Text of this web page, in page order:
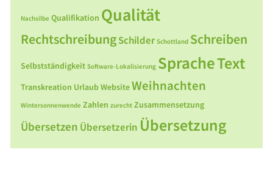
Nachsilbe Qualifikation Qualität
RechtschreibungSchilder Schottland Schreiben
Selbstständigkeit Software-Lokalisierung SpracheText
Transkreation UrlaubWebsiteWeihnachten
Wintersonnenwende Zahlen zurecht Zusammensetzung
Übersetzen Übersetzerin Übersetzung